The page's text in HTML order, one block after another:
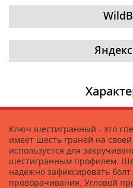
Ключ шестигранный - это
имеет шесть граней на
используется для
шестигранным профилем.
надежно зафиксировать
проворачивания. Угловой